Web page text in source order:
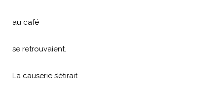
au café
se retrouvaient.
La causerie s’étirait